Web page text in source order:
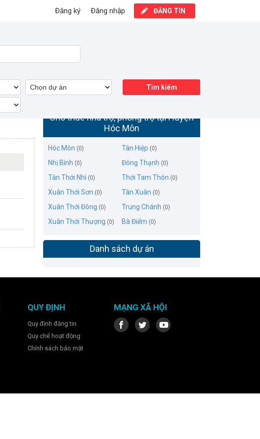
Cho thuê nhà trọ, phòng trọ tại Huyện
Hóc Môn
Hóc Môn (0) Tân Hiệp (0)
Nhị Bình (0) Đông Thạnh (0)
Tân Thới Nhì (0) Thới Tam Thôn (0)
Xuân Thới Sơn (0) Tân Xuân (0)
Xuân Thới Đông (0) Trung Chánh (0)
Xuân Thới Thượng (0) Bà Điểm (0)
Danh sách dự án
Tìm kiếm
ĐĂNG TIN
Đăng nhập
Đăng ký
QUY ĐỊNH
Quy định đăng tin
Quy chế hoạt động
Chính sách bảo mật
MẠNG XÃ HỘI